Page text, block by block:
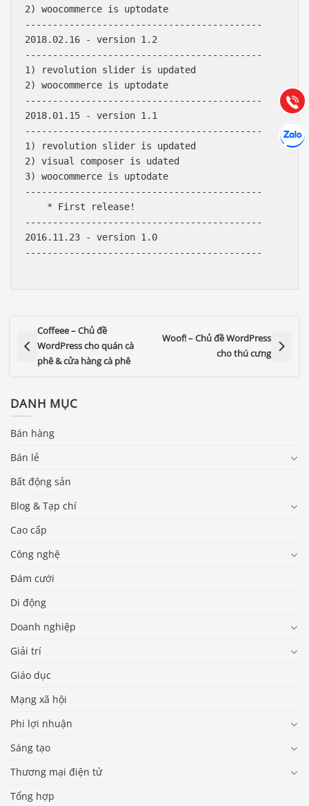
2) woocommerce is uptodate
-------------------------------------------
2018.02.16 - version 1.2
-------------------------------------------
1) revolution slider is updated
2) woocommerce is uptodate
-------------------------------------------
2018.01.15 - version 1.1
-------------------------------------------
1) revolution slider is updated
2) visual composer is udated
3) woocommerce is uptodate
-------------------------------------------
    * First release!
-------------------------------------------
2016.11.23 - version 1.0
-------------------------------------------
Coffeee – Chủ đề
WordPress cho quán cà
phê & cửa hàng cà phê
Woof! – Chủ đề WordPress
cho thú cưng
DANH MỤC
Bán hàng
Bán lẻ
Bất động sản
Blog & Tạp chí
Cao cấp
Công nghệ
Đám cưới
Di động
Doanh nghiệp
Giải trí
Giáo dục
Mạng xã hội
Phi lợi nhuận
Sáng tạo
Thương mại điện tử
Tổng hợp
Gọi
(028) 22.166.144
Chát
Hợp tác